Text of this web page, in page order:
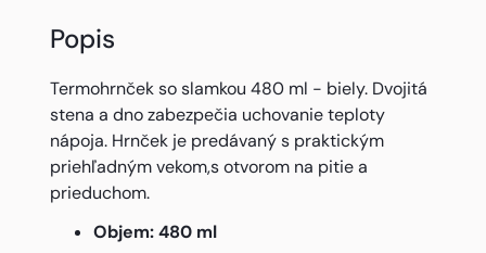
Popis
Termohrnček so slamkou 480 ml - biely. Dvojitá
stena a dno zabezpečia uchovanie teploty
nápoja. Hrnček je predávaný s praktickým
priehľadným vekom,s otvorom na pitie a
prieduchom.
Objem: 480 ml